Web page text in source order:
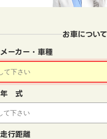
お車について
メーカー・車種
年 式
走行距離